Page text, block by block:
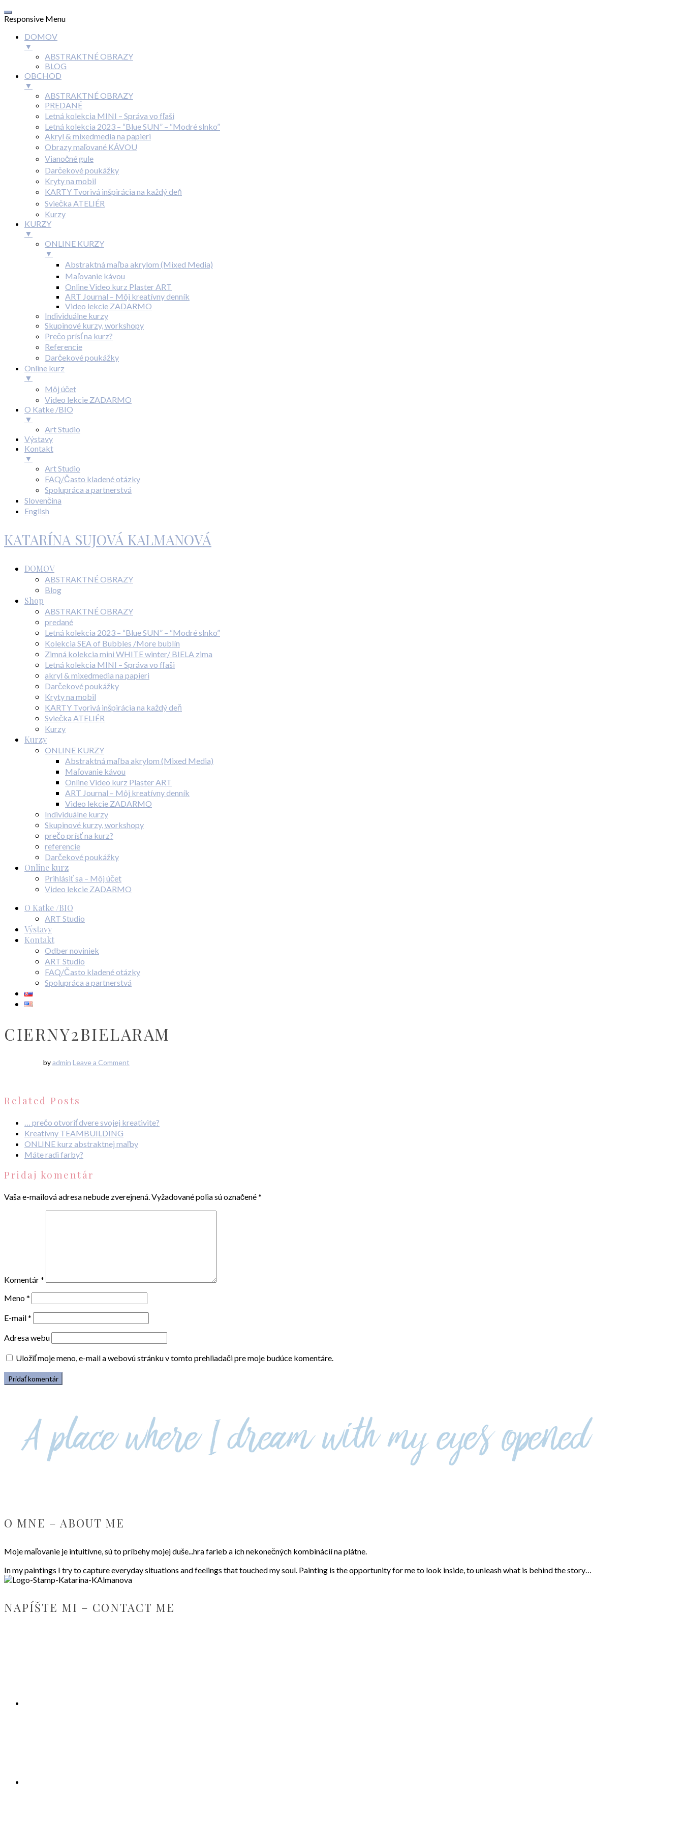
Responsive Menu
DOMOV
▼
ABSTRAKTNÉ OBRAZY
BLOG
OBCHOD
▼
ABSTRAKTNÉ OBRAZY
PREDANÉ
Letná kolekcia MINI – Správa vo fľaši
Letná kolekcia 2023 – “Blue SUN” – “Modré slnko”
Akryl & mixedmedia na papieri
Obrazy maľované KÁVOU
Vianočné gule
Darčekové poukážky
Kryty na mobil
KARTY Tvorivá inšpirácia na každý deň
Sviečka ATELIÉR
Kurzy
KURZY
▼
ONLINE KURZY
▼
Abstraktná maľba akrylom (Mixed Media)
Maľovanie kávou
Online Video kurz Plaster ART
ART Journal – Môj kreatívny denník
Video lekcie ZADARMO
Individuálne kurzy
Skupinové kurzy, workshopy
Prečo prísť na kurz?
Referencie
Darčekové poukážky
Online kurz
▼
Môj účet
Video lekcie ZADARMO
O Katke /BIO
▼
Art Studio
Výstavy
Kontakt
▼
Art Studio
FAQ/Často kladené otázky
Spolupráca a partnerstvá
Slovenčina
English
KATARÍNA SUJOVÁ KALMANOVÁ
DOMOV
ABSTRAKTNÉ OBRAZY
Blog
Shop
ABSTRAKTNÉ OBRAZY
predané
Letná kolekcia 2023 – “Blue SUN” – “Modré slnko”
Kolekcia SEA of Bubbles /More bublín
Zimná kolekcia mini WHITE winter/ BIELA zima
Letná kolekcia MINI – Správa vo fľaši
akryl & mixedmedia na papieri
Darčekové poukážky
Kryty na mobil
KARTY Tvorivá inšpirácia na každý deň
Sviečka ATELIÉR
Kurzy
Kurzy
ONLINE KURZY
Abstraktná maľba akrylom (Mixed Media)
Maľovanie kávou
Online Video kurz Plaster ART
ART Journal – Môj kreatívny denník
Video lekcie ZADARMO
Individuálne kurzy
Skupinové kurzy, workshopy
prečo prísť na kurz?
referencie
Darčekové poukážky
Online kurz
Prihlásiť sa – Môj účet
Video lekcie ZADARMO
O Katke /BIO
ART Studio
Výstavy
Kontakt
Odber noviniek
ART Studio
FAQ/Často kladené otázky
Spolupráca a partnerstvá
CIERNY2BIELARAM
byadmin Leave a Comment
Related Posts
… prečo otvoriť dvere svojej kreativite?
Kreatívny TEAMBUILDING
ONLINE kurz abstraktnej maľby
Máte radi farby?
Pridaj komentár
Vaša e-mailová adresa nebude zverejnená.Vyžadované polia sú označené*
Komentár*
Meno*
E-mail*
Adresa webu
Uložiť moje meno, e-mail a webovú stránku v tomto prehliadači pre moje budúce komentáre.
O MNE – ABOUT ME
Moje maľovanie je intuitívne, sú to príbehy mojej duše...hra farieb a ich nekonečných kombinácií na plátne.
In my paintings I try to capture everyday situations and feelings that touched my soul. Painting is the opportunity for me to look inside, to unleash what is behind the story…
NAPÍŠTE MI – CONTACT ME